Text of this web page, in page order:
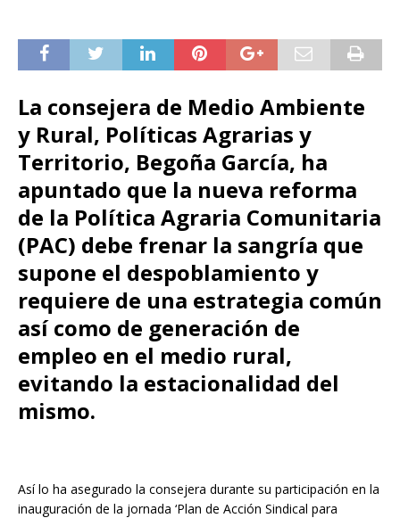
La consejera de Medio Ambiente
y Rural, Políticas Agrarias y
Territorio, Begoña García, ha
apuntado que la nueva reforma
de la Política Agraria Comunitaria
(PAC) debe frenar la sangría que
supone el despoblamiento y
requiere de una estrategia común
así como de generación de
empleo en el medio rural,
evitando la estacionalidad del
mismo.
Así lo ha asegurado la consejera durante su participación en la
inauguración de la jornada ‘Plan de Acción Sindical para